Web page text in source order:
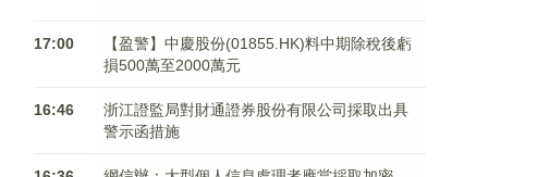
17:00
【盈警】中慶股份(01855.HK)料中期除稅後虧
損500萬至2000萬元
16:46
浙江證監局對財通證券股份有限公司採取出具
警示函措施